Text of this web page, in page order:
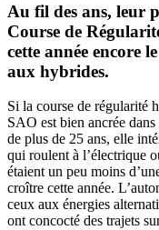
Au fil des ans, leur
Course de
cette année encore
aux hybrides.
Si la course de régularité
SAO est bien ancrée dans
de plus de 25 ans, elle
qui roulent à l’électrique
étaient un peu moins
croître cette année.
ceux aux énergies
ont concocté des trajets